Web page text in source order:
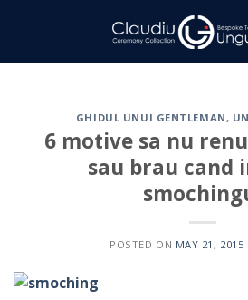
GHIDUL UNUI GENTLEMAN,
6 motive sa nu
sau brau cand
POSTED ON MAY 21, 2015